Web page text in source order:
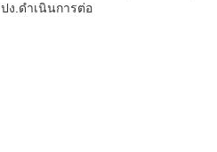
ปง.ดำเนินการต่อ